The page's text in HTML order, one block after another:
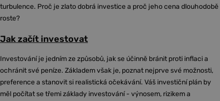
turbulence. Proč je zlato dobrá investice a proč jeho cena dlouhodobě
roste?
Jak začít investovat
Investování je jedním ze způsobů, jak se účinně bránit proti inflaci a
ochránit své peníze. Základem však je, poznat nejprve své možnosti,
preference a stanovit si realistická očekávání. Váš investiční plán by
měl počítat se třemi základy investování - výnosem, rizikem a